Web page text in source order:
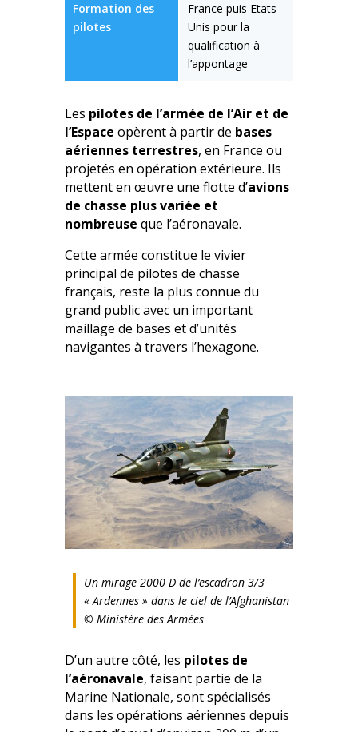
Formation des
pilotes
France puis Etats-
Unis pour la
qualification à
l’appontage
Les pilotes de l’armée de l’Air et de
l’Espace opèrent à partir de bases
aériennes terrestres, en France ou
projetés en opération extérieure. Ils
mettent en œuvre une flotte d’avions
de chasse plus variée et
nombreuse que l’aéronavale.
Cette armée constitue le vivier
principal de pilotes de chasse
français, reste la plus connue du
grand public avec un important
maillage de bases et d’unités
navigantes à travers l’hexagone.
Un mirage 2000 D de l’escadron 3/3
« Ardennes » dans le ciel de l’Afghanistan
© Ministère des Armées
D’un autre côté, les pilotes de
l’aéronavale, faisant partie de la
Marine Nationale, sont spécialisés
dans les opérations aériennes depuis